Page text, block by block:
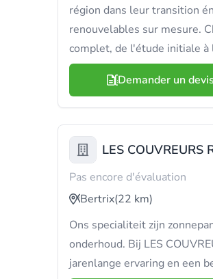
région dans leur transition
renouvelables sur mesure.
complet, de l'étude initiale
Demander un devis
LES COUVREURS
Pas encore d'évaluation
Bertrix(22 km)
Ons specialiteit zijn
onderhoud. Bij LES
jarenlange ervaring en een